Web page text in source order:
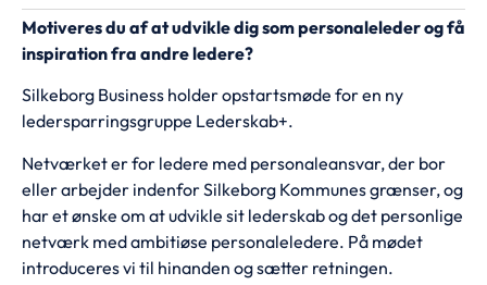
Motiveres du af at udvikle dig som personaleleder og få
inspiration fra andre ledere?
Silkeborg Business holder opstartsmøde for en ny
ledersparringsgruppe Lederskab+.
Netværket er for ledere med personaleansvar, der bor
eller arbejder indenfor Silkeborg Kommunes grænser, og
har et ønske om at udvikle sit lederskab og det personlige
netværk med ambitiøse personaleledere. På mødet
introduceres vi til hinanden og sætter retningen.